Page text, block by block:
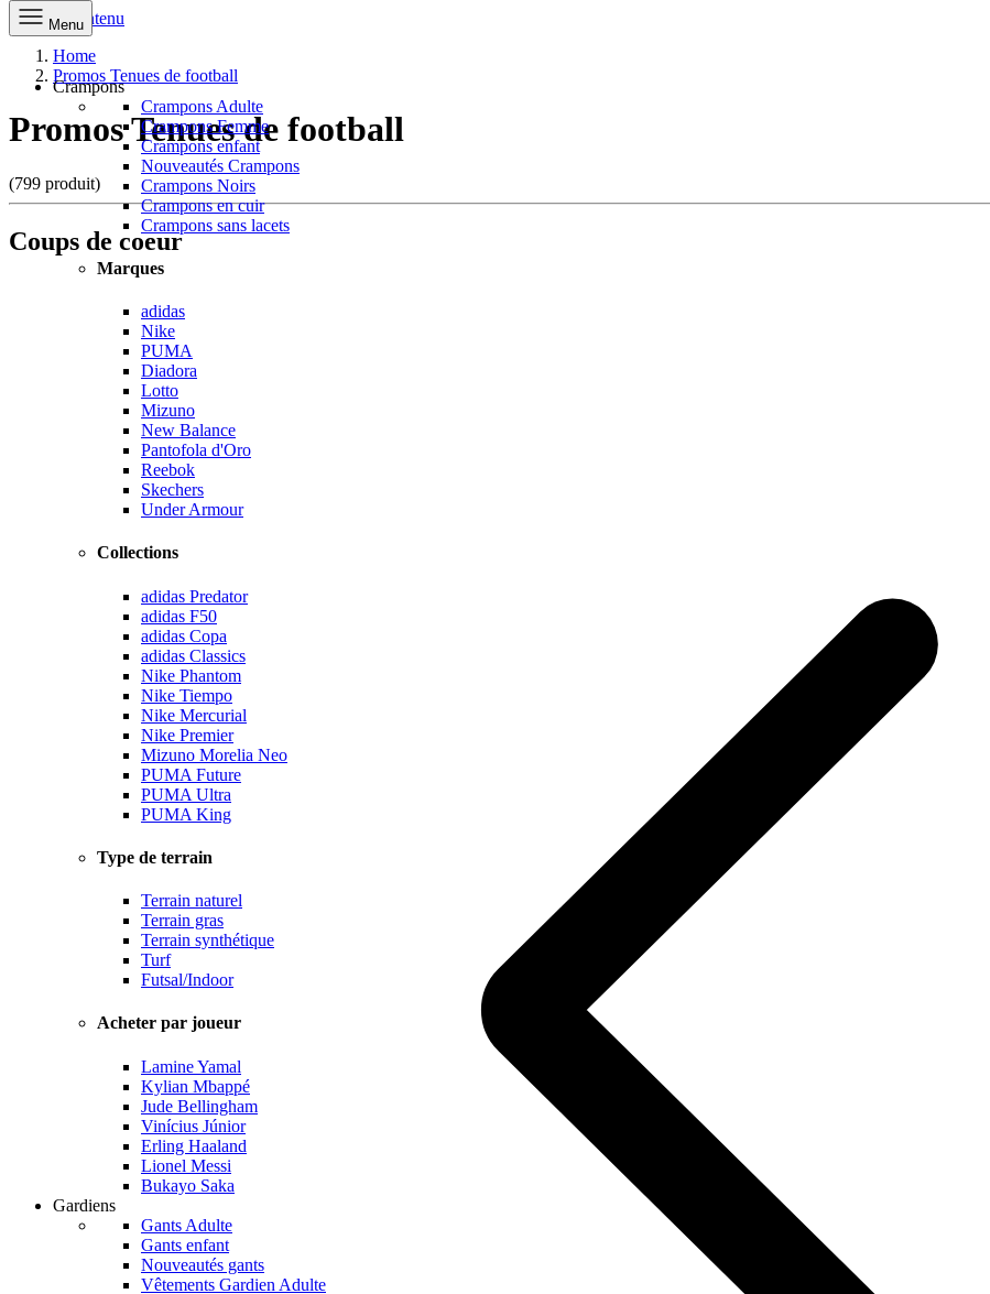
Aller au contenu
Menu
Crampons
Crampons Adulte
Crampons Femme
Crampons enfant
Nouveautés Crampons
Crampons Noirs
Crampons en cuir
Crampons sans lacets
Marques
adidas
Nike
PUMA
Diadora
Lotto
Mizuno
New Balance
Pantofola d'Oro
Reebok
Skechers
Under Armour
Collections
adidas Predator
adidas F50
adidas Copa
adidas Classics
Nike Phantom
Nike Tiempo
Nike Mercurial
Nike Premier
Mizuno Morelia Neo
PUMA Future
PUMA Ultra
PUMA King
Type de terrain
Terrain naturel
Terrain gras
Terrain synthétique
Turf
Futsal/Indoor
Acheter par joueur
Lamine Yamal
Kylian Mbappé
Jude Bellingham
Vinícius Júnior
Erling Haaland
Lionel Messi
Bukayo Saka
Gardiens
Gants Adulte
Gants enfant
Nouveautés gants
Vêtements Gardien Adulte
Home
Promos Tenues de football
Promos Tenues de football
(799 produit)
Coups de coeur